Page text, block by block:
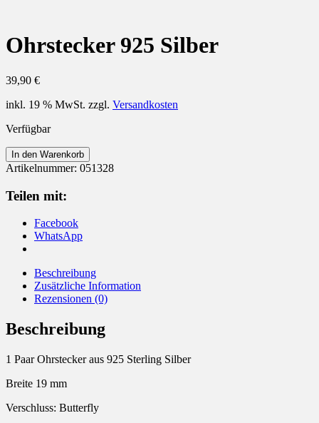
Ohrstecker 925 Silber
39,90 €
inkl. 19 % MwSt. zzgl. Versandkosten
Verfügbar
Ohrstecker
925
Menge
In den Warenkorb
Artikelnummer: 051328
Teilen mit:
Facebook
WhatsApp
Beschreibung
Zusätzliche Information
Rezensionen (0)
Beschreibung
1 Paar Ohrstecker aus 925 Sterling Silber
Breite 19 mm
Verschluss: Butterfly